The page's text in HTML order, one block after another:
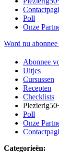
Poll
Onze
Word nu abonnee
Abonnee
Uitjes
Cursussen
Recepten
Checklists
Poll
Onze
Categorieën: